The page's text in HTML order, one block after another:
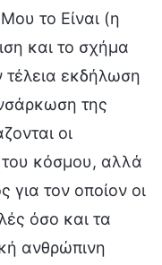
το Είναι (η
και το σχήμα
εκδήλωση
της
οι
του κόσμου, αλλά
για τον οποίον οι
όσο και τα
ανθρώπινη